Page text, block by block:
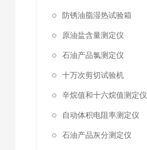
防锈油脂湿热试验箱
原油盐含量测定仪
石油产品氯测定仪
十万次剪切试验机
辛烷值和十六烷值测定仪
自动体积电阻率测定仪
石油产品灰分测定仪